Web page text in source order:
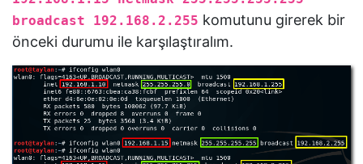
broadcast 192.168.2.255 komutunu girerek bir
önceki durumu ile karşılaştıralım.